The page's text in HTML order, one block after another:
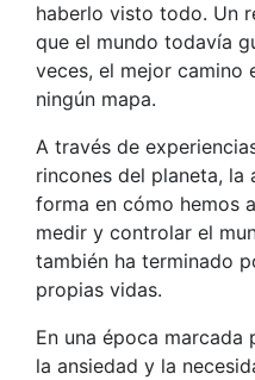
haberlo visto todo. Un
que el mundo todavía
veces, el mejor camino
ningún mapa.
A través de
rincones del planeta, la
forma en cómo hemos
medir y controlar el
también ha terminado
propias vidas.
En una época
la ansiedad y la